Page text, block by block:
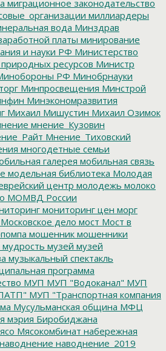
миграционное законодательство
миллиардеры
вода Минздрав
платы минирование
и науки РФ Министерство
ресурсов Министр
РФ Минобрнауки
Минпросвещения Минстрой
Минэкономразвития
Михаил Мишустин Михаил Озимок
мнение_Кузовин
Мнение_Тиховский
многодетные семьи
галерея мобильная связь
модельная библиотека Молодая
центр молодежь молоко
МОМВД России
мониторинг цен морг
Московское дело мост Мост в
мошенник мошенники
мудрость музей музей
музыкальный спектакль
программа
МУП МУП "Водоканал" МУП
МУП "Транспортная компания
Мусульманская община МФЦ
мэрия Биробиджана
Мясокомбинат набережная
наводнение наводнение_2019